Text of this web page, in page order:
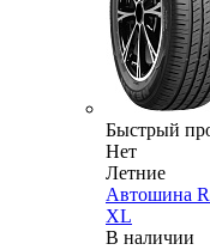
Быстрый
Нет
Летние
Автошина
XL
В наличии